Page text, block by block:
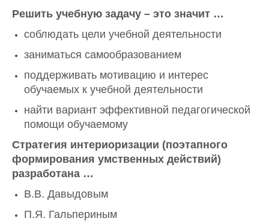
Решить учебную задачу – это значит …
соблюдать цели учебной деятельности
заниматься самообразованием
поддерживать мотивацию и интерес
обучаемых к учебной деятельности
найти вариант эффективной педагогической
помощи обучаемому
Стратегия интериоризации (поэтапного
формирования умственных действий)
разработана …
В.В. Давыдовым
П.Я. Гальпериным